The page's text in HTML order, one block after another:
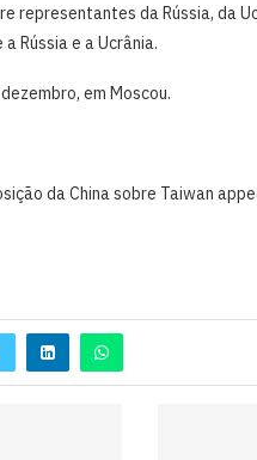
representantes da Rússia, da
Rússia e a Ucrânia.
em Moscou.
da China sobre Taiwan